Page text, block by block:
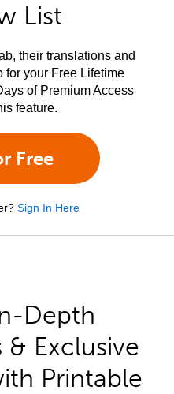
List
their translations and
for your Free Lifetime
of Premium Access
feature.
Free
Sign In Here
Depth
& Exclusive
Printable